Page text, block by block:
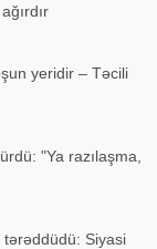
yeridir – Təcili
"Ya razılaşma,
tərəddüdü: Siyasi